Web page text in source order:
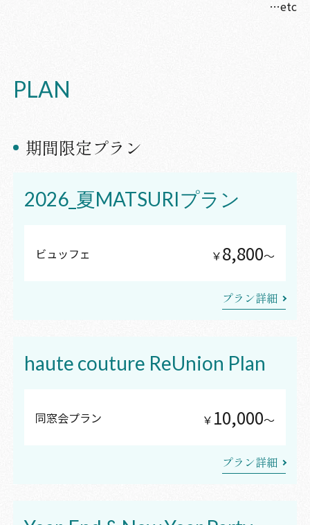
PLAN
期間限定プラン
2026_夏MATSURIプラン
ビュッフェ ￥8,800〜
プラン詳細
haute couture ReUnion Plan
同窓会プラン ￥ 10,000〜
プラン詳細